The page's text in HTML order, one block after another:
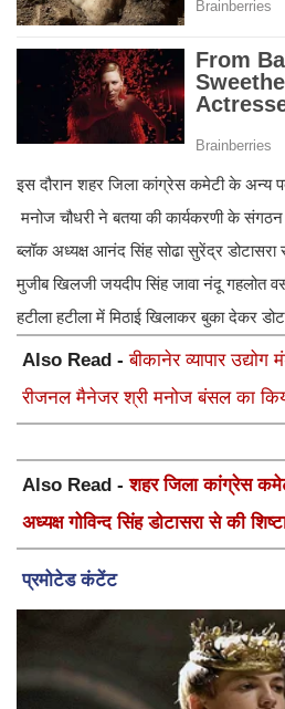
इस दौरान शहर जिला कांग्रेस कमेटी के अन्य
मनोज चौधरी ने बतया की कार्यकरणी के
ब्लॉक अध्यक्ष आनंद सिंह सोढा सुरेंद्र डोटासरा
मुजीब खिलजी जयदीप सिंह जावा नंदू गहलोत
हटीला हटीला में मिठाई खिलाकर बुका देकर
Also Read -बीकानेर व्यापार
रीजनल मैनेजर श्री मनोज बंसल का
Also Read -शहर जिला कांग्रेस
अध्यक्ष गोविन्द सिंह डोटासरा से की